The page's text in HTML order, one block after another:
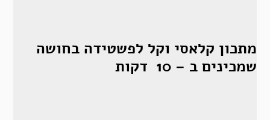
מתכון קלאסי וקל לפשטידה בחושה
שמכינים ב – 10 דקות